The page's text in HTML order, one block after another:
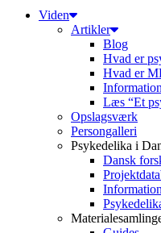
Viden
Artikler
Blog
Hvad er
Hvad er
Læs “Et
Opslagsværk
Persongalleri
Psykedelika i
Dansk